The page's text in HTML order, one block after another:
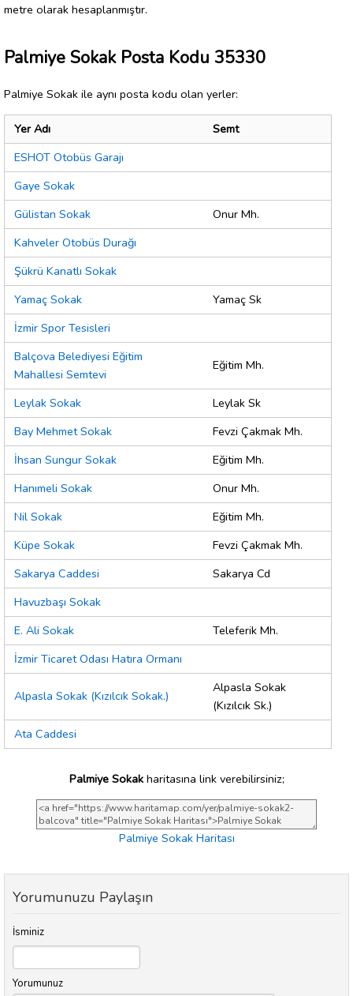
metre olarak hesaplanmıştır.
Palmiye Sokak Posta Kodu 35330
Palmiye Sokak ile aynı posta kodu olan yerler:
Yer Adı
Semt
ESHOT Otobüs Garajı
Gaye Sokak
Gülistan Sokak
Onur Mh.
Kahveler Otobüs Durağı
Şükrü Kanatlı Sokak
Yamaç Sokak
Yamaç Sk
İzmir Spor Tesisleri
Balçova Belediyesi Eğitim
Mahallesi Semtevi
Eğitim Mh.
Leylak Sokak
Leylak Sk
Bay Mehmet Sokak
Fevzi Çakmak Mh.
İhsan Sungur Sokak
Eğitim Mh.
Hanımeli Sokak
Onur Mh.
Nil Sokak
Eğitim Mh.
Küpe Sokak
Fevzi Çakmak Mh.
Sakarya Caddesi
Sakarya Cd
Havuzbaşı Sokak
E. Ali Sokak
Teleferik Mh.
İzmir Ticaret Odası Hatıra Ormanı
Alpasla Sokak (Kızılcık Sokak.)
Alpasla Sokak
(Kızılcık Sk.)
Ata Caddesi
Palmiye Sokakharitasına link verebilirsiniz;
Palmiye Sokak Haritası
Yorumunuzu Paylaşın
İsminiz
Yorumunuz